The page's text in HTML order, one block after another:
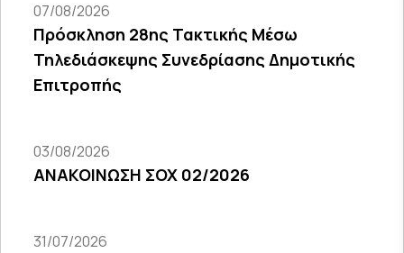
07/08/2026
Πρόσκληση 28ης Τακτικής Μέσω
Τηλεδιάσκεψης Συνεδρίασης Δημοτικής
Επιτροπής
03/08/2026
ΑΝΑΚΟΙΝΩΣΗ ΣΟΧ 02/2026
31/07/2026